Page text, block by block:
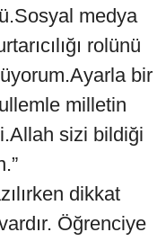
medya
rolünü
bir
milletin
sizi bildiği
dikkat
Öğrenciye